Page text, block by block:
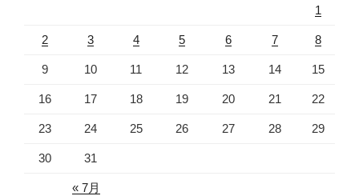
1
2 3 4 5 6 7 8
9 10 11 12 13 14 15
16 17 18 19 20 21 22
23 24 25 26 27 28 29
30 31
« 7月